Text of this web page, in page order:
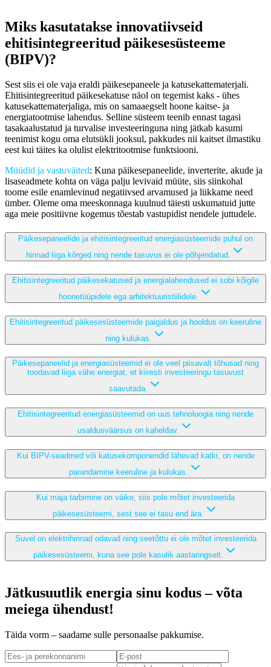
Miks kasutatakse innovatiivseid
ehitisintegreeritud päikesesüsteeme
(BIPV)?
Sest siis ei ole vaja eraldi päikesepaneele ja katusekattematerjali.
Ehitisintegreeritud päikesekatuse näol on tegemist kaks - ühes
katusekattematerjaliga, mis on samaaegselt hoone kaitse- ja
energiatootmise lahendus. Selline süsteem teenib ennast tagasi
tasakaalustatud ja turvalise investeeringuna ning jätkab kasumi
teenimist kogu oma elutsükli jooksul, pakkudes nii kaitset ilmastiku
eest kui täites ka olulist elektritootmise funktsiooni.
Müüdid ja vastuväited: Kuna päikesepaneelide, inverterite, akude ja
lisaseadmete kohta on väga palju levivaid müüte, siis siinkohal
toome esile enamlevinud negatiivsed arvamused ja lükkame need
ümber. Oleme oma meeskonnaga kuulnud täiesti uskumatuid jutte
aga meie positiivne kogemus tõestab vastupidist nendele juttudele.
Päikesepaneelide ja ehitisintegreeritud energiasüsteemide puhul on
hinnad liiga kõrged ning nende tasuvus ei ole põhjendatud.
Ehitisintegreeritud päikesekatused ja energialahendused ei sobi kõigile
hoonetüüpidele ega arhitektuuristiilidele.
Ehitisintegreeritud päikesesüsteemide paigaldus ja hooldus on keeruline
ning kulukas.
Päikesepaneelid ja energiasüsteemid ei ole veel piisavalt tõhusad ning
toodavad liiga vähe energiat, et kiiresti investeeringu tasuvust
saavutada.
Ehitisintegreeritud energiasüsteemid on uus tehnoloogia ning nende
usaldusväärsus on kaheldav.
Kui BIPV-seadmed või katusekomponendid lähevad katki, on nende
parandamine keeruline ja kulukas.
Kui maja tarbimine on väike, siis pole mõtet investeerida
päikesesüsteemi, sest see ei tasu end ära.
Suvel on elektrihinnad odavad ning seetõttu ei ole mõtet investeerida
päikesesüsteemi, kuna see pole kasulik aastaringselt.
Jätkusuutlik energia sinu kodus – võta
meiega ühendust!
Täida vorm – saadame sulle personaalse pakkumise.